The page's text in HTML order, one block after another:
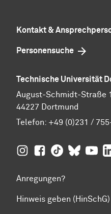
Kontakt &
Personensuche
Technische Universität
August-Schmidt-Straße
44227 Dortmund
Telefon: +49 (0)231 /
TU Dortmund auf
TU Dortmund
TU TU TU
Anregungen?
Hinweis geben (HinSchG)